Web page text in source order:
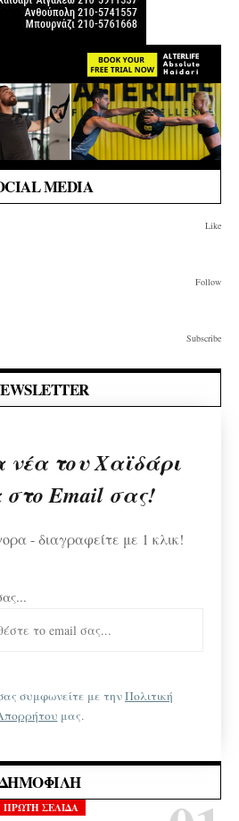
MEDIA
Like
Follow
Subscribe
νέα του Χαϊδάρι
Email σας!
- διαγραφείτε με 1 κλικ!
συμφωνείτε με τηνΠολιτική
μας.
ΠΡΩΤΗ ΣΕΛΙΔΑ